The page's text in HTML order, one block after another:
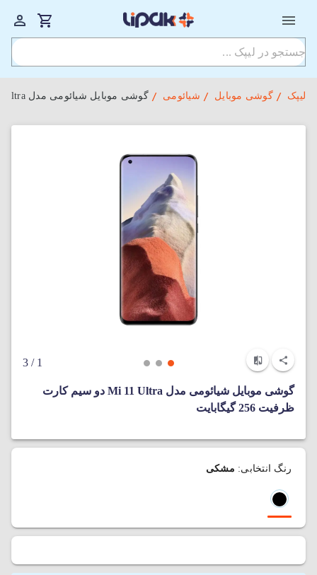
لیپک گوشی موبایل شیائومی گوشی موبایل شیائومی مدل Mi 11 Ultra دو سیم‌ کارت ظرفیت 256 گیگابایت
1
/ 3
گوشی موبایل شیائومی مدل Mi 11 Ultra دو سیم‌ کارت
ظرفیت 256 گیگابایت
رنگ انتخابی: مشکی